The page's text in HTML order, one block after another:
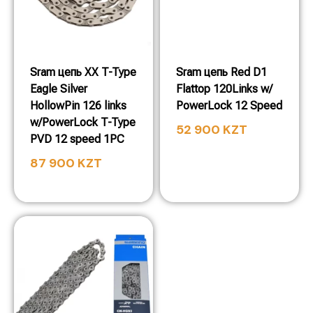
Sram цепь XX T-Type
Eagle Silver
HollowPin 126 links
w/PowerLock T-Type
PVD 12 speed 1PC
87 900 KZT
Sram цепь Red D1
Flattop 120Links w/
PowerLock 12 Speed
52 900 KZT